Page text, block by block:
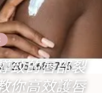
致的唇部裂
你高效護唇